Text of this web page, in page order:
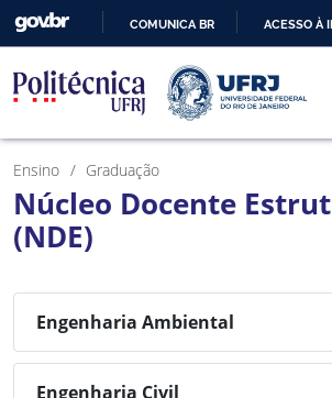
PARA
O
CONTEÚDO
COMUNICA BR ACESSO À
Ensino Graduação
Núcleo Docente
(NDE)
Engenharia Ambiental
Engenharia Civil